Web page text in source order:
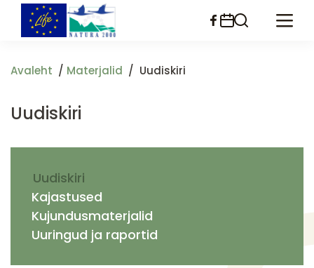
Liigu
edasi
põhisisu
Avaleht Materjalid Uudiskiri
Uudiskiri
Uudiskiri
Kajastused
Kujundusmaterjalid
Uuringud ja raportid